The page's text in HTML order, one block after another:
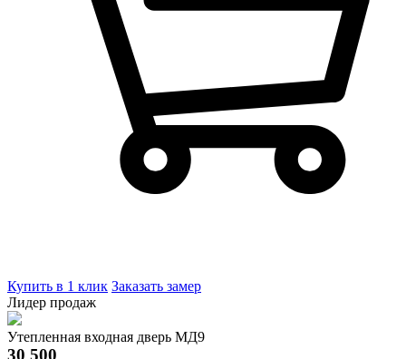
Купить в 1 клик Заказать замер
Лидер продаж
Утепленная входная дверь МД9
30 500